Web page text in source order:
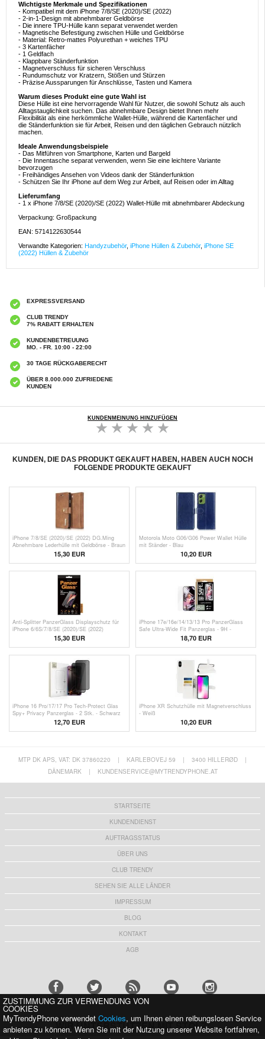
Wichtigste Merkmale und Spezifikationen
- Kompatibel mit dem iPhone 7/8/SE (2020)/SE (2022)
- 2-in-1-Design mit abnehmbarer Geldbörse
- Die innere TPU-Hülle kann separat verwendet werden
- Magnetische Befestigung zwischen Hülle und Geldbörse
- Material: Retro-mattes Polyurethan + weiches TPU
- 3 Kartenfächer
- 1 Geldfach
- Klappbare Ständerfunktion
- Magnetverschluss für sicheren Verschluss
- Rundumschutz vor Kratzern, Stößen und Stürzen
- Präzise Aussparungen für Anschlüsse, Tasten und Kamera
Warum dieses Produkt eine gute Wahl ist
Diese Hülle ist eine hervorragende Wahl für Nutzer, die sowohl Schutz als auch
Alltagstauglichkeit suchen. Das abnehmbare Design bietet Ihnen mehr
Flexibilität als eine herkömmliche Wallet-Hülle, während die Kartenfächer und
die Ständerfunktion sie für Arbeit, Reisen und den täglichen Gebrauch nützlich
machen.
Ideale Anwendungsbeispiele
- Das Mitführen von Smartphone, Karten und Bargeld
- Die Innentasche separat verwenden, wenn Sie eine leichtere Variante
bevorzugen
- Freihändiges Ansehen von Videos dank der Ständerfunktion
- Schützen Sie Ihr iPhone auf dem Weg zur Arbeit, auf Reisen oder im Alltag
Lieferumfang
- 1 x iPhone 7/8/SE (2020)/SE (2022) Wallet-Hülle mit abnehmbarer Abdeckung
Verpackung: Großpackung
EAN: 5714122630544
Verwandte Kategorien: Handyzubehör, iPhone Hüllen & Zubehör, iPhone SE
(2022) Hüllen & Zubehör
EXPRESSVERSAND
CLUB TRENDY
7% RABATT ERHALTEN
KUNDENBETREUUNG
MO. - FR. 10:00 - 22:00
30 TAGE RÜCKGABERECHT
ÜBER 8.000.000 ZUFRIEDENE
KUNDEN
KUNDENMEINUNG HINZUFÜGEN
KUNDEN, DIE DAS PRODUKT GEKAUFT HABEN, HABEN AUCH NOCH
FOLGENDE PRODUKTE GEKAUFT
iPhone 7/8/SE (2020)/SE (2022) DG.Ming
Abnehmbare Lederhülle mit Geldbörse - Braun
15,30 EUR
Motorola Moto G06/G06 Power Wallet Hülle
mit Ständer - Blau
10,20 EUR
Anti-Splitter PanzerGlass Displayschutz für
iPhone 6/6S/7/8/SE (2020)/SE (2022)
15,30EUR
iPhone 17e/16e/14/13/13 Pro PanzerGlass
Safe Ultra-Wide Fit Panzerglas - 9H -
18,70 EUR
iPhone 16 Pro/17/17 Pro Tech-Protect Glas
Spy+ Privacy Panzerglas - 2 Stk. - Schwarz
12,70 EUR
iPhone XR Schutzhülle mit Magnetverschluss
- Weiß
10,20EUR
MTP DK APS, VAT: DK 37860220 | KARLEBOVEJ 59 | 3400 HILLERØD
|
DÄNEMARK
| KUNDENSERVICE@MYTRENDYPHONE.AT
STARTSEITE
KUNDENDIENST
AUFTRAGSSTATUS
ÜBER UNS
CLUB TRENDY
SEHEN SIE ALLE LÄNDER
IMPRESSUM
BLOG
KONTAKT
AGB
WIR UNTERSTÜTZEN MIT STOLZ:
ZUSTIMMUNG ZUR VERWENDUNG VON
COOKIES
MyTrendyPhone verwendet Cookies, um Ihnen einen reibungslosen Service
anbieten zu können. Wenn Sie mit der Nutzung unserer Website fortfahren,